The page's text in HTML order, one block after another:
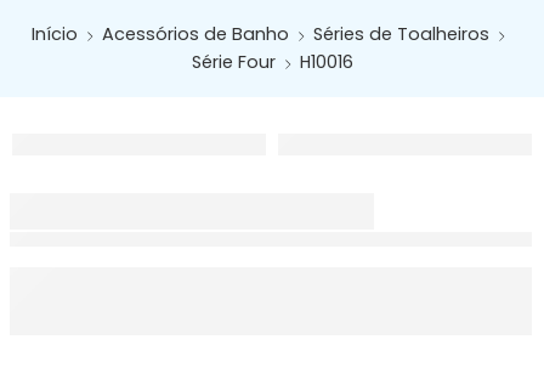
Início Acessórios de Banho
Séries de Toalheiros
Série Four
H10016